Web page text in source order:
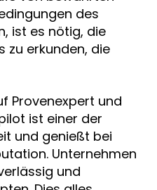
des
ist es nötig, die
zu erkunden, die
Provenexpert und
ist einer der
und genießt bei
Unternehmen
und